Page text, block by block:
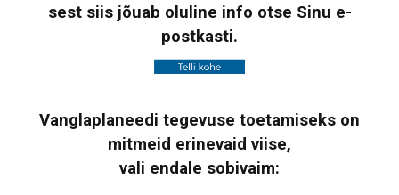
sest siis jõuab oluline info otse Sinu e-
postkasti.
Vanglaplaneedi tegevuse toetamiseks on
mitmeid erinevaid viise,
vali endale sobivaim: